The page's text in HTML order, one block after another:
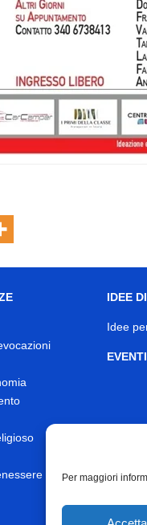
Per maggiori
IDEE
Idee
EVENTI